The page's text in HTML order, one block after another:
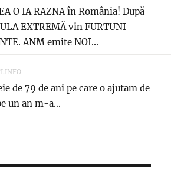
O IA RAZNA în România! După
EXTREMĂ vin FURTUNI
ANM emite NOI...
de 79 de ani pe care o ajutam de
un an m-a...